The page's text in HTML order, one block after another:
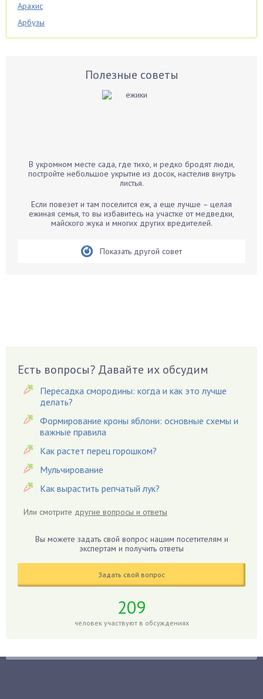
Арахис
Арбузы
Аспарагус
Бархатцы
Белые грибы
Бирючина
Вишня
Вредители
Гардения
Гацания
Гвоздики
Георгины
Герань
Гиацинт
Гиппеаструм
Годжи
Голубика
Полезные советы
В укромном месте сада, где тихо, и редко бродят люди,
постройте небольшое укрытие из досок, настелив внутрь
листья.
Если повезет и там поселится еж, а еще лучше – целая
ежиная семья, то вы избавитесь на участке от медведки,
майского жука и многих других вредителей.
Показать другой совет
Есть вопросы? Давайте их обсудим
Пересадка смородины: когда и как это лучше
делать?
Формирование кроны яблони: основные схемы и
важные правила
Как растет перец горошком?
Мульчирование
Как вырастить репчатый лук?
Или смотрите другие вопросы и ответы
Вы можете задать свой вопрос нашим посетителям и
экспертам и получить ответы
Задать свой вопрос
209
человек участвуют в обсуждениях